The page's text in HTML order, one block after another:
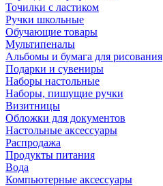
Точилки с ластиком
Ручки школьные
Обучающие товары
Мультипеналы
Альбомы и бумага для рисования
Подарки и сувениры
Наборы настольные
Наборы, пишущие ручки
Визитницы
Обложки для документов
Настольные аксессуары
Распродажа
Продукты питания
Вода
Компьютерные аксессуары